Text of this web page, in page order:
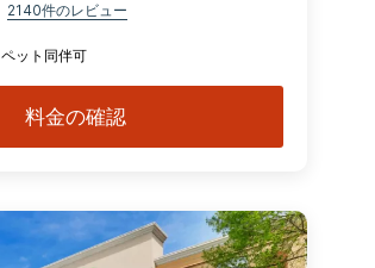
2140件のレビュー
ペット同伴可
料金の確認